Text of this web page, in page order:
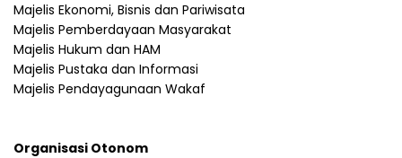
Majelis Ekonomi, Bisnis dan Pariwisata
Majelis Pemberdayaan Masyarakat
Majelis Hukum dan HAM
Majelis Pustaka dan Informasi
Majelis Pendayagunaan Wakaf
Organisasi Otonom